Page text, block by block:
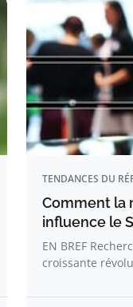
TENDANCES DU
Comment la
influence le
EN BREF
croissante